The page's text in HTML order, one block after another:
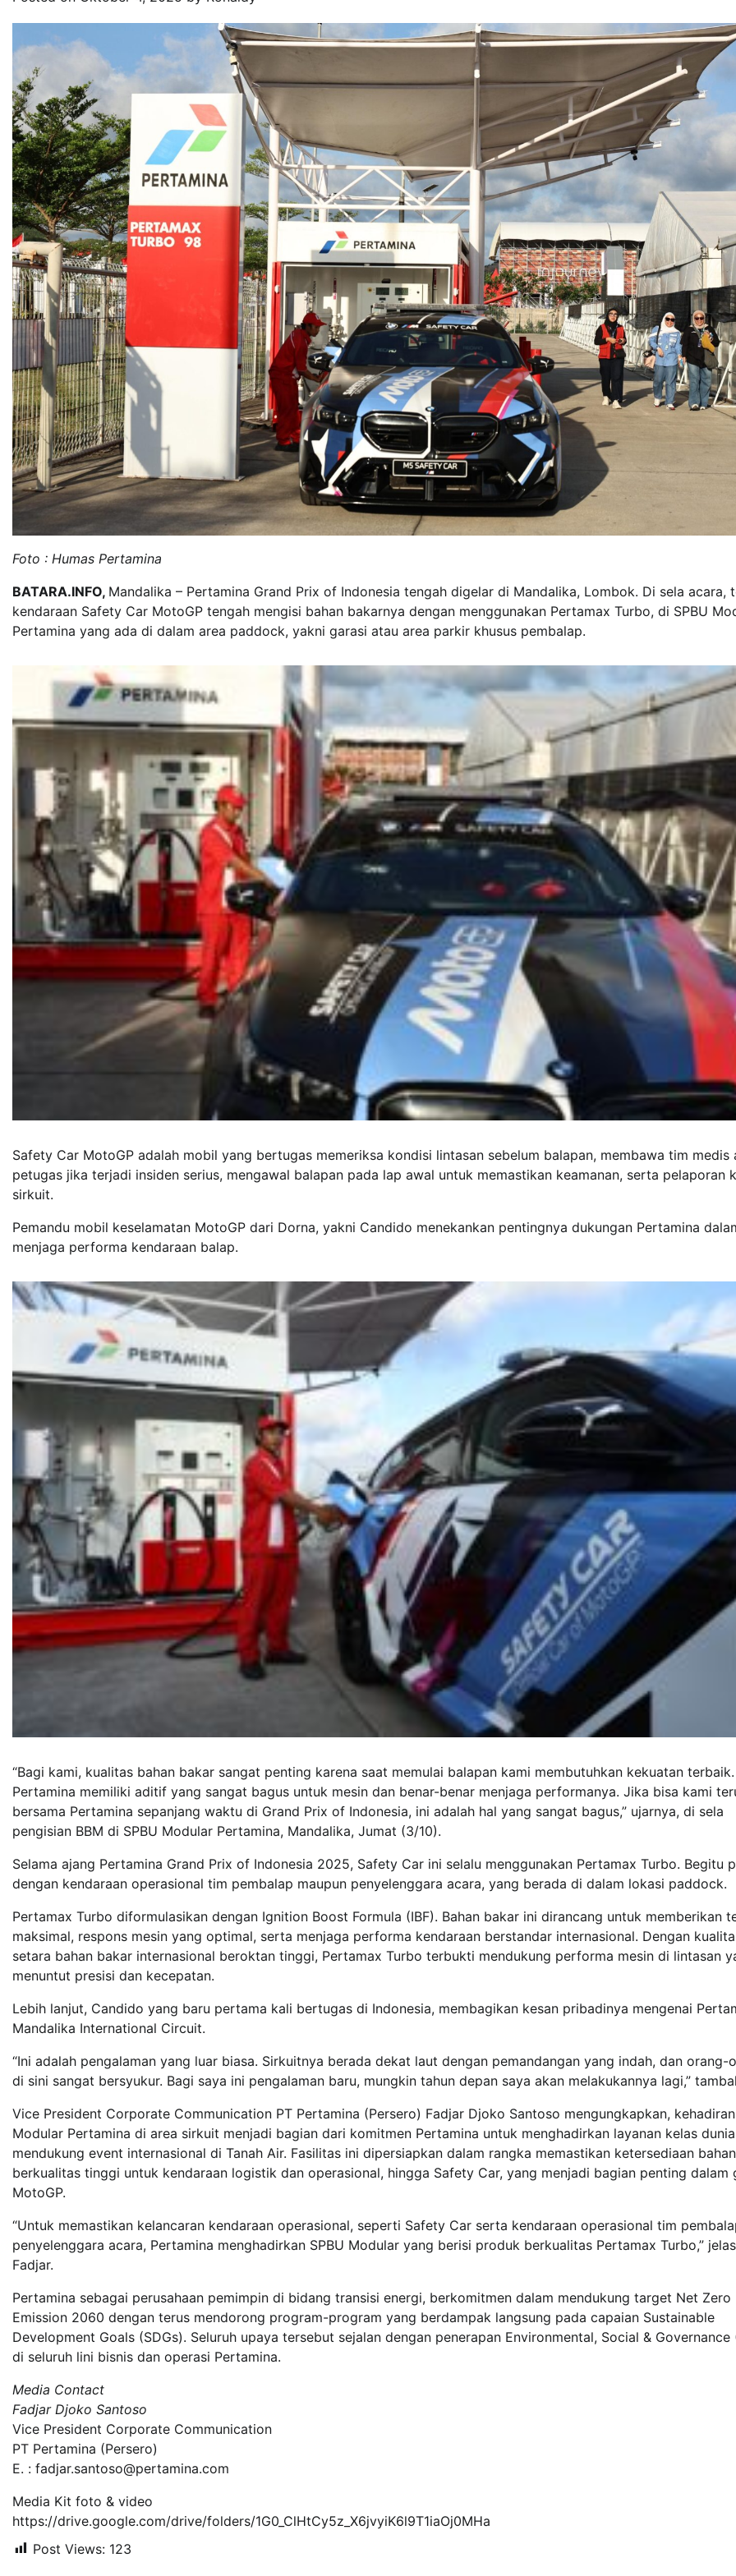
Foto : Humas Pertamina
BATARA.INFO, Mandalika – Pertamina Grand Prix of Indonesia tengah digelar di Mandalika, Lombok. Di sela acara,
kendaraan Safety Car MotoGP tengah mengisi bahan bakarnya dengan menggunakan Pertamax Turbo, di SPBU
Pertamina yang ada di dalam area paddock, yakni garasi atau area parkir khusus pembalap.
Safety Car MotoGP adalah mobil yang bertugas memeriksa kondisi lintasan sebelum balapan, membawa tim medis
petugas jika terjadi insiden serius, mengawal balapan pada lap awal untuk memastikan keamanan, serta pelaporan
sirkuit.
Pemandu mobil keselamatan MotoGP dari Dorna, yakni Candido menekankan pentingnya dukungan Pertamina
menjaga performa kendaraan balap.
“Bagi kami, kualitas bahan bakar sangat penting karena saat memulai balapan kami membutuhkan kekuatan terbaik.
Pertamina memiliki aditif yang sangat bagus untuk mesin dan benar-benar menjaga performanya. Jika bisa kami
bersama Pertamina sepanjang waktu di Grand Prix of Indonesia, ini adalah hal yang sangat bagus,” ujarnya, di sela
pengisian BBM di SPBU Modular Pertamina, Mandalika, Jumat (3/10).
Selama ajang Pertamina Grand Prix of Indonesia 2025, Safety Car ini selalu menggunakan Pertamax Turbo. Begitu
dengan kendaraan operasional tim pembalap maupun penyelenggara acara, yang berada di dalam lokasi paddock.
Pertamax Turbo diformulasikan dengan Ignition Boost Formula (IBF). Bahan bakar ini dirancang untuk memberikan
maksimal, respons mesin yang optimal, serta menjaga performa kendaraan berstandar internasional. Dengan
setara bahan bakar internasional beroktan tinggi, Pertamax Turbo terbukti mendukung performa mesin di lintasan
menuntut presisi dan kecepatan.
Lebih lanjut, Candido yang baru pertama kali bertugas di Indonesia, membagikan kesan pribadinya mengenai
Mandalika International Circuit.
“Ini adalah pengalaman yang luar biasa. Sirkuitnya berada dekat laut dengan pemandangan yang indah, dan orang-
di sini sangat bersyukur. Bagi saya ini pengalaman baru, mungkin tahun depan saya akan melakukannya lagi,”
Vice President Corporate Communication PT Pertamina (Persero) Fadjar Djoko Santoso mengungkapkan, kehadiran
Modular Pertamina di area sirkuit menjadi bagian dari komitmen Pertamina untuk menghadirkan layanan kelas
mendukung event internasional di Tanah Air. Fasilitas ini dipersiapkan dalam rangka memastikan ketersediaan
berkualitas tinggi untuk kendaraan logistik dan operasional, hingga Safety Car, yang menjadi bagian penting dalam
MotoGP.
“Untuk memastikan kelancaran kendaraan operasional, seperti Safety Car serta kendaraan operasional tim
penyelenggara acara, Pertamina menghadirkan SPBU Modular yang berisi produk berkualitas Pertamax Turbo,” jelas
Fadjar.
Pertamina sebagai perusahaan pemimpin di bidang transisi energi, berkomitmen dalam mendukung target Net Zero
Emission 2060 dengan terus mendorong program-program yang berdampak langsung pada capaian Sustainable
Development Goals (SDGs). Seluruh upaya tersebut sejalan dengan penerapan Environmental, Social & Governance
di seluruh lini bisnis dan operasi Pertamina.
Media Contact
Fadjar Djoko Santoso
Vice President Corporate Communication
PT Pertamina (Persero)
E. : fadjar.santoso@pertamina.com
Media Kit foto & video
https://drive.google.com/drive/folders/1G0_ClHtCy5z_X6jvyiK6l9T1iaOj0MHa
Post Views: 123